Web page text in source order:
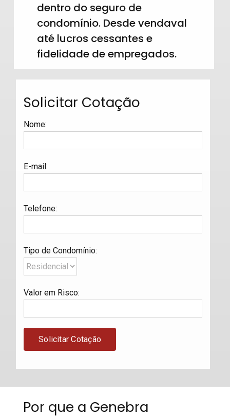
dentro do seguro de
condomínio. Desde vendaval
até lucros cessantes e
fidelidade de empregados.
Solicitar Cotação
Nome:
E-mail:
Telefone:
Tipo de Condomínio:
Valor em Risco:
Por que a Genebra